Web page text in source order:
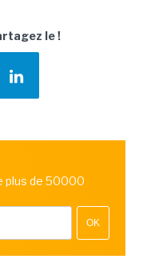
le !
plus de 50000
OK